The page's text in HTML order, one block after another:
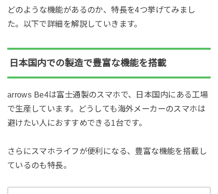
どのような機能があるのか、特長を4つ挙げてみまし
た。以下で詳細を解説していきます。
日本国内での製造で豊富な機能を搭載
arrows Be4は富士通製のスマホで、日本国内にある工場
で生産しています。どうしても海外メーカーのスマホは
避けたい人におすすめできる1台です。
さらにスマホライフが便利になる、豊富な機能を搭載し
ているのも特長。